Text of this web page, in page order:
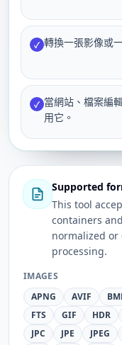
✓ 轉換一張影像或
✓ 當網站、檔案編
用它。
Supported
This tool
containers
normalized or
processing.
IMAGES
APNG
AVIF
FTS
GIF HDR
JPC
JPE JPEG